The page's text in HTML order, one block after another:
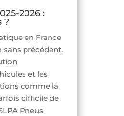
2026 :
?
en France
sans précédent.
et les
comme la
difficile de
Pneus